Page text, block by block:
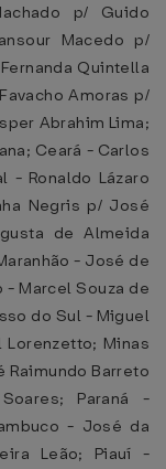
p/ Guido
Macedo p/
Quintella
Amoras p/
Abrahim Lima;
Ceará - Carlos
- Ronaldo Lázaro
Negris p/ José
de Almeida
- José de
Marcel Souza de
do Sul - Miguel
Minas
Raimundo Barreto
Paraná -
- José da
Leão; Piauí -